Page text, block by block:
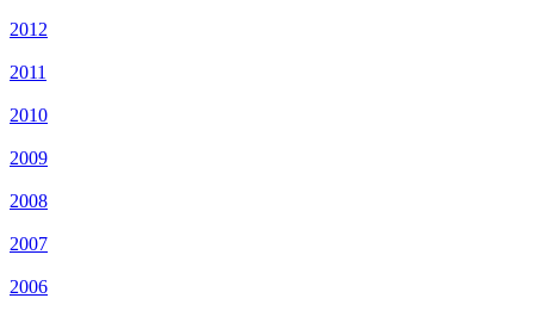
2012
2011
2010
2009
2008
2007
2006